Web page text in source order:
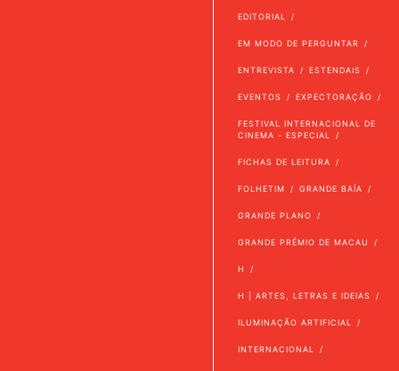
EDITORIAL
EM MODO DE PERGUNTAR
ENTREVISTA ESTENDAIS
EVENTOS EXPECTORAÇÃO
FESTIVAL INTERNACIONAL DE
CINEMA - ESPECIAL
FICHAS DE LEITURA
FOLHETIM GRANDE BAÍA
GRANDE PLANO
GRANDE PRÉMIO DE MACAU
H
H | ARTES, LETRAS E IDEIAS
ILUMINAÇÃO ARTIFICIAL
INTERNACIONAL